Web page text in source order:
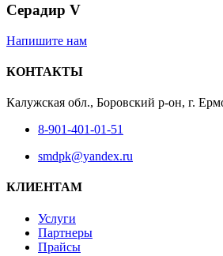
Серадир V
Напишите нам
КОНТАКТЫ
Калужская обл., Боровский р-он, г.
8-901-401-01-51
smdpk@yandex.ru
КЛИЕНТАМ
Услуги
Партнеры
Прайсы